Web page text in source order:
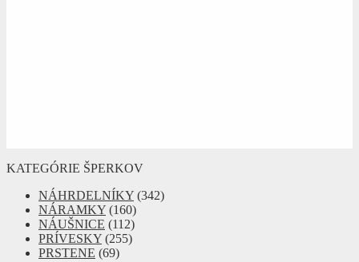
KATEGÓRIE ŠPERKOV
NÁHRDELNÍKY (342)
NÁRAMKY (160)
NÁUŠNICE (112)
PRÍVESKY (255)
PRSTENE (69)